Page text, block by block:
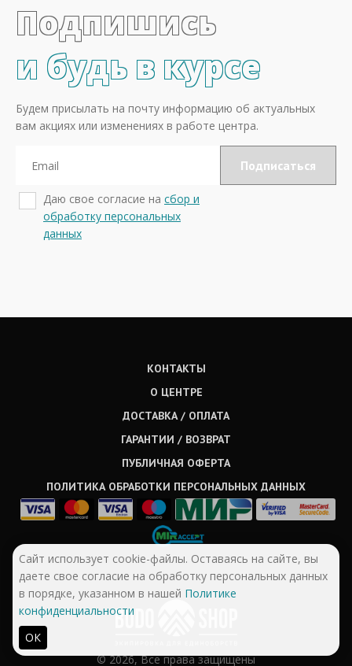
Подпишись
и будь в курсе
Будем присылать на почту информацию об актуальных
вам акциях или изменениях в работе центра.
Даю свое согласие на сбор и
обработку персональных
данных
КОНТАКТЫ
О ЦЕНТРЕ
ДОСТАВКА / ОПЛАТА
ГАРАНТИИ / ВОЗВРАТ
ПУБЛИЧНАЯ ОФЕРТА
ПОЛИТИКА ОБРАБОТКИ ПЕРСОНАЛЬНЫХ ДАННЫХ
© 2026, Все права защищены
Сайт использует cookie-файлы. Оставаясь на сайте, вы
даете свое согласие на обработку персональных данных
в порядке, указанном в нашей Политике
конфиденциальности
ОК